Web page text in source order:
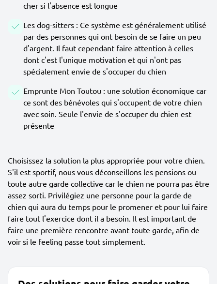
cher si l'absence est longue
Les dog-sitters : Ce système est généralement utilisé
par des personnes qui ont besoin de se faire un peu
d'argent. Il faut cependant faire attention à celles
dont c'est l'unique motivation et qui n'ont pas
spécialement envie de s'occuper du chien
Emprunte Mon Toutou : une solution économique car
ce sont des bénévoles qui s'occupent de votre chien
avec soin. Seule l'envie de s'occuper du chien est
présente
Choisissez la solution la plus appropriée pour votre chien.
S'il est sportif, nous vous déconseillons les pensions ou
toute autre garde collective car le chien ne pourra pas être
assez sorti. Privilégiez une personne pour la garde de
chien qui aura du temps pour le promener et pour lui faire
faire tout l'exercice dont il a besoin. Il est important de
faire une première rencontre avant toute garde, afin de
voir si le feeling passe tout simplement.